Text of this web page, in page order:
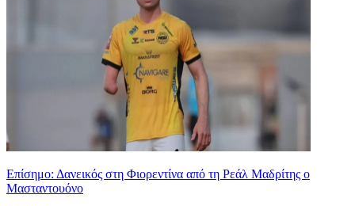
Επίσημο: Δανεικός στη Φιορεντίνα από τη Ρεάλ Μαδρίτης ο
Μασταντουόνο